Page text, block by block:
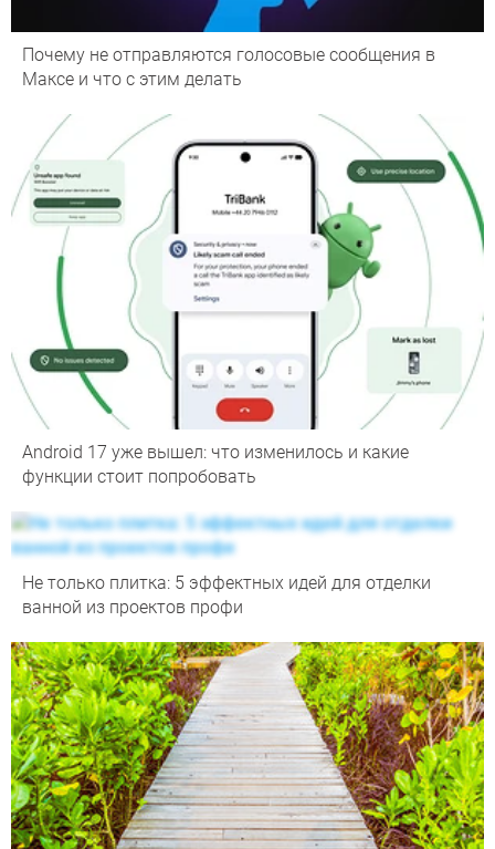
Почему не отправляются голосовые сообщения в
Максе и что с этим делать
Android 17 уже вышел: что изменилось и какие
функции стоит попробовать
Не только плитка: 5 эффектных идей для отделки
ванной из проектов профи